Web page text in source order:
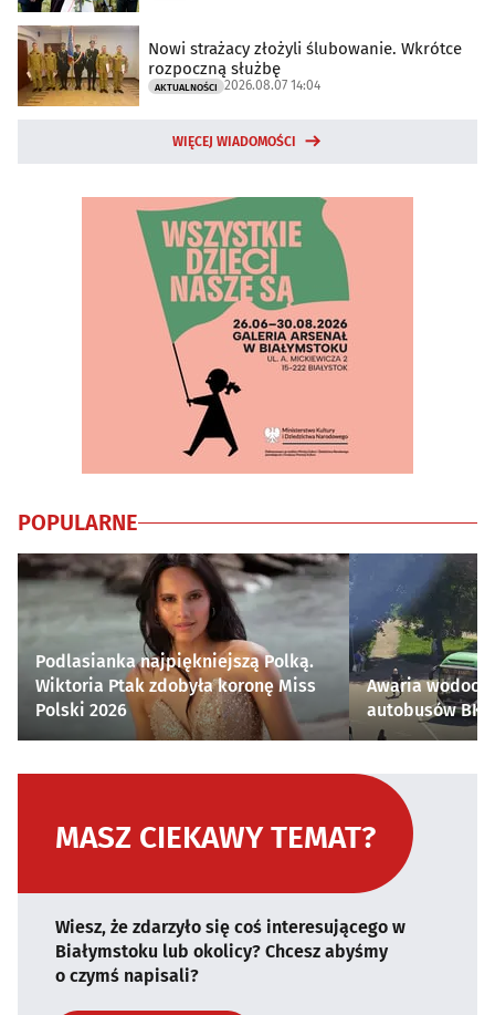
Nowi strażacy złożyli ślubowanie. Wkrótce
rozpoczną służbę
AKTUALNOŚCI 2026.08.07 14:04
WIĘCEJ WIADOMOŚCI
POPULARNE
Podlasianka najpiękniejszą Polką.
Wiktoria Ptak zdobyła koronę Miss
Polski 2026
Awaria
autobusów
MASZ CIEKAWY TEMAT?
Wiesz, że zdarzyło się coś interesującego w
Białymstoku lub okolicy? Chcesz abyśmy
o czymś napisali?